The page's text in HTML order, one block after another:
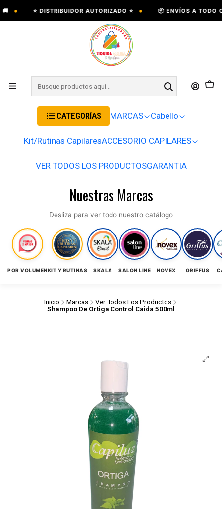
• ⭐ DISTRIBUIDOR AUTORIZADO ⭐ • 📦 ENVÍOS A TODO
CATEGORÍAS MARCAS Cabello
Kit/Rutinas CapilaresACCESORIO CAPILARES
VER TODOS LOS PRODUCTOSGARANTIA
Nuestras Marcas
Desliza para ver todo nuestro catálogo
POR VOLUMENKIT Y RUTINAS SKALA SALON LINE NOVEX GRIFFUS
Inicio Marcas
Ver Todos Los Productos
Shampoo De Ortiga Control Caida 500ml